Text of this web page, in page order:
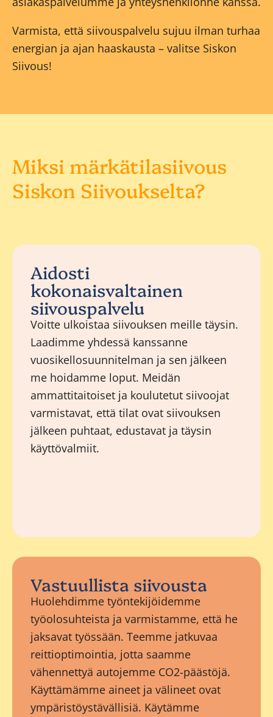
Varmista, että siivouspalvelu sujuu ilman turhaa
energian ja ajan haaskausta – valitse Siskon
Siivous!
Miksi märkätilasiivous
Siskon Siivoukselta?
Aidosti
kokonaisvaltainen
siivouspalvelu
Voitte ulkoistaa siivouksen meille täysin.
Laadimme yhdessä kanssanne
vuosikellosuunnitelman ja sen jälkeen
me hoidamme loput. Meidän
ammattitaitoiset ja koulutetut siivoojat
varmistavat, että tilat ovat siivouksen
jälkeen puhtaat, edustavat ja täysin
käyttövalmiit.
Vastuullista siivousta
Huolehdimme työntekijöidemme
työolosuhteista ja varmistamme, että he
jaksavat työssään. Teemme jatkuvaa
reittioptimointia, jotta saamme
vähennettyä autojemme CO2-päästöjä.
Käyttämämme aineet ja välineet ovat
ympäristöystävällisiä. Käytämme